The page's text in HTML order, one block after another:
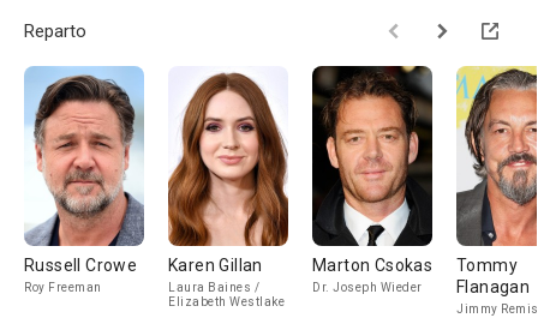
Reparto
Russell Crowe
Roy Freeman
Karen Gillan
Laura Baines /
Elizabeth Westlake
Marton Csokas
Dr. Joseph Wieder
Tommy
Flanagan
Jimmy Remis